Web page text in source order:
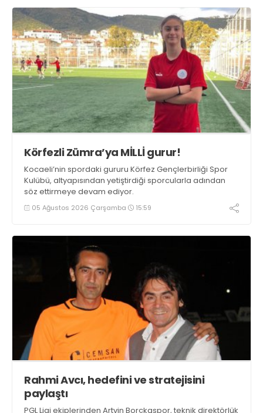
Körfezli Zümra’ya MİLLİ gurur!
Kocaeli’nin spordaki gururu Körfez Gençlerbirliği Spor
Kulübü, altyapısından yetiştirdiği sporcularla adından
söz ettirmeye devam ediyor.
05 Ağustos 2026 Çarşamba 15:59
Rahmi Avcı, hedefini ve stratejisini
paylaştı
PGL Ligi ekiplerinden Artvin Borçkaspor, teknik direktörlük